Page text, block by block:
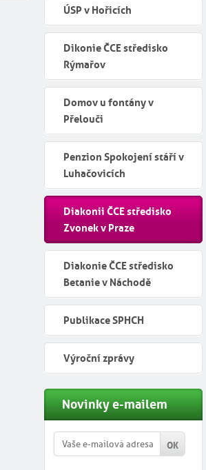
ÚSP v Hořicích
Dikonie ČCE středisko
Rýmařov
Domov u fontány v
Přelouči
Penzion Spokojení stáří v
Luhačovicích
Diakonii ČCE středisko
Zvonek v Praze
Diakonie ČCE středisko
Betanie v Náchodě
Publikace SPHCH
Výroční zprávy
Novinky e-mailem